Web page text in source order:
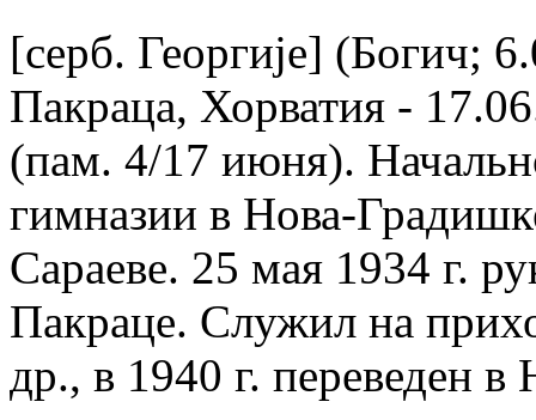
[серб. Георгиjе] (Богич;
Пакраца, Хорватия -
(пам. 4/17 июня).
гимназии в Нова-
Сараеве. 25 мая 1934 г.
Пакраце. Служил на
др., в 1940 г. переведен